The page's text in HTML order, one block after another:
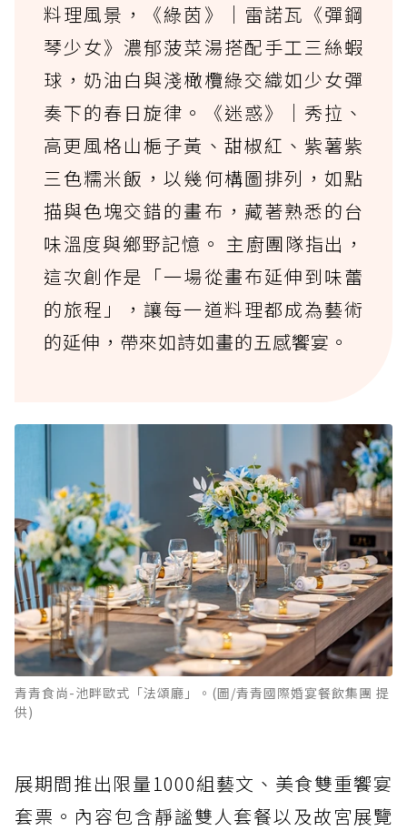
料理風景，《綠茵》｜雷諾瓦《彈鋼
琴少女》濃郁菠菜湯搭配手工三絲蝦
球，奶油白與淺橄欖綠交織如少女彈
奏下的春日旋律。《迷惑》｜秀拉、
高更風格山梔子黃、甜椒紅、紫薯紫
三色糯米飯，以幾何構圖排列，如點
描與色塊交錯的畫布，藏著熟悉的台
味溫度與鄉野記憶。 主廚團隊指出，
這次創作是「一場從畫布延伸到味蕾
的旅程」，讓每一道料理都成為藝術
的延伸，帶來如詩如畫的五感饗宴。
青青食尚-池畔歐式「法頌廳」。(圖/青青國際婚宴餐飲集團 提
供)
展期間推出限量1000組藝文、美食雙重饗宴
套票。內容包含靜謐雙人套餐以及故宮展覽